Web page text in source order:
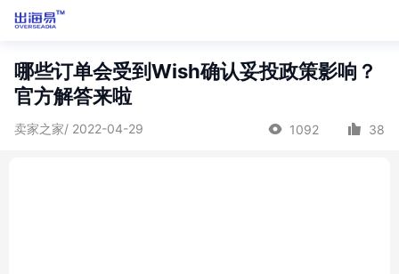
哪些订单会受到Wish确认妥投政策影响？
官方解答来啦
卖家之家/ 2022-04-29 1092 38